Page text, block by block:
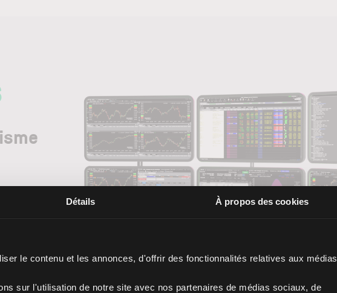
Détails À propos des cookies
le contenu et les annonces, d'offrir des fonctionnalités relatives aux médias
sur l'utilisation de notre site avec nos partenaires de médias sociaux, de
de Wall Street
interface
conditions